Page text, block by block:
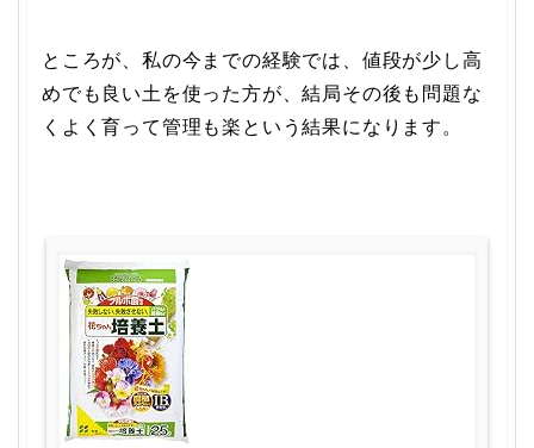
ところが、私の今までの経験では、値段が少し高
めでも良い土を使った方が、結局その後も問題な
くよく育って管理も楽という結果になります。